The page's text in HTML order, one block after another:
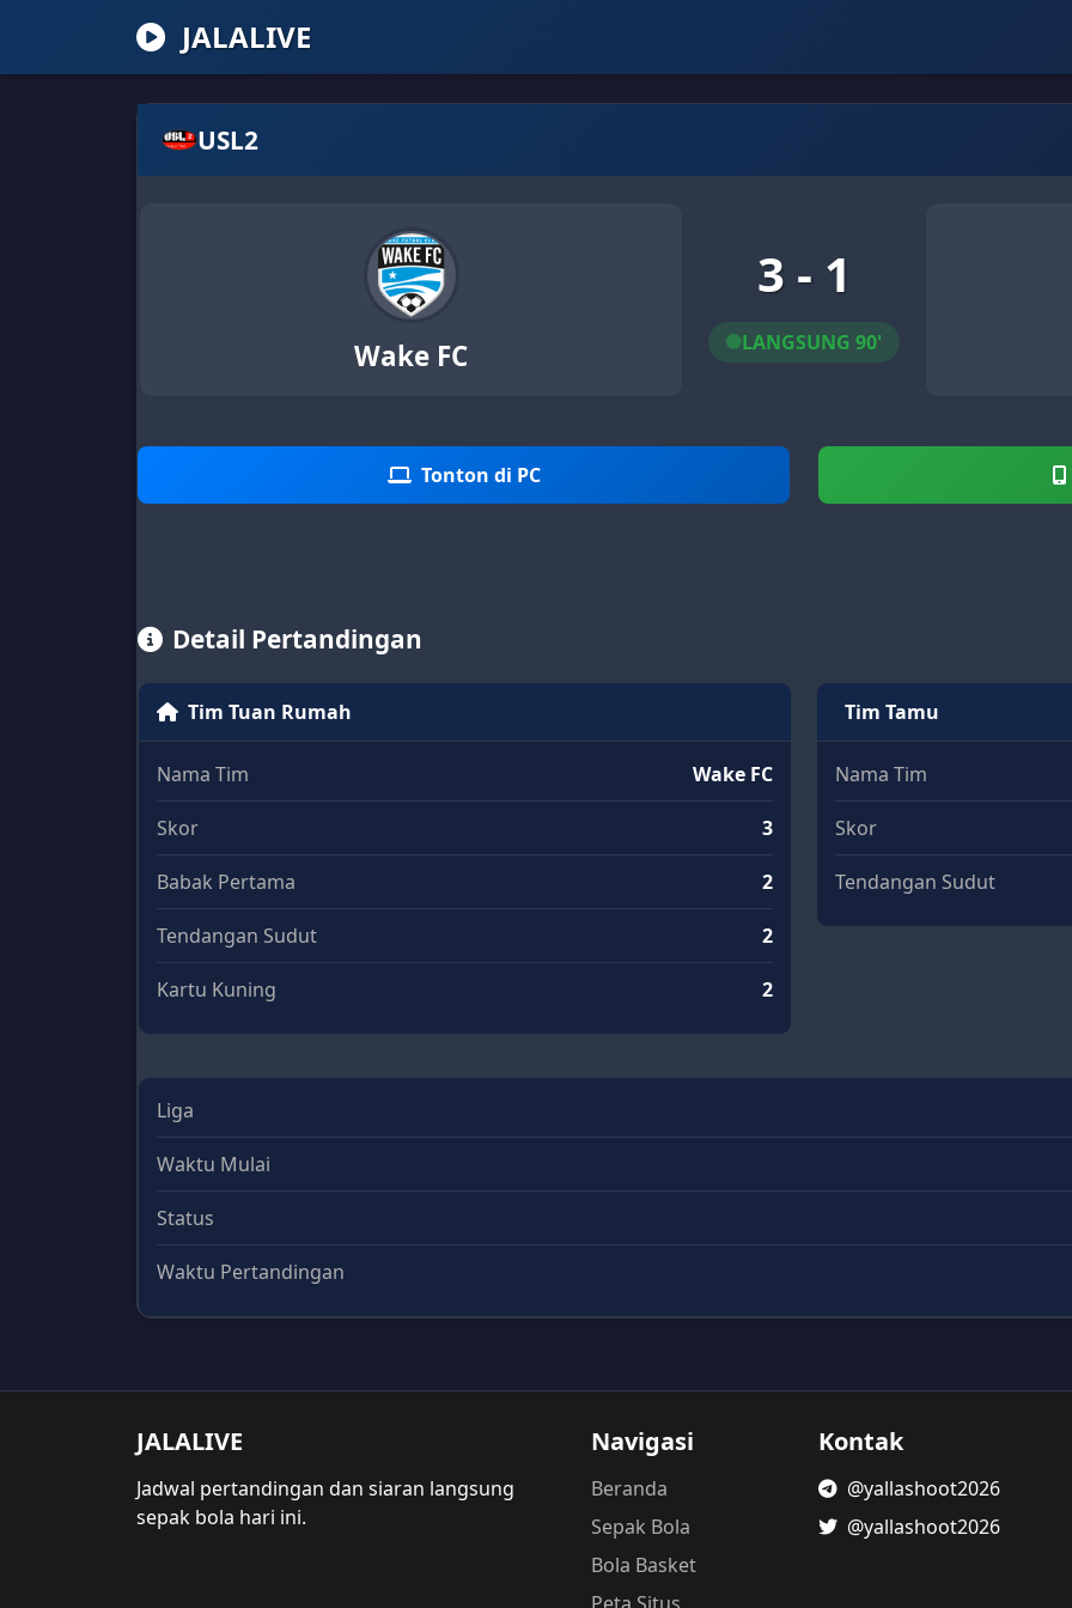
JALALIVE
USL2
Wake FC
3 - 1
LANGSUNG 90'
Tonton di PC
Detail Pertandingan
Tim Tuan Rumah
Nama Tim Wake FC
Skor 3
Babak Pertama 2
Tendangan Sudut 2
Kartu Kuning 2
Tim Tamu
Nama Tim
Skor
Tendangan Sudut
Liga
Waktu Mulai
Status
Waktu Pertandingan
JALALIVE
Jadwal pertandingan dan siaran langsung
sepak bola hari ini.
Navigasi
Beranda
Sepak Bola
Bola Basket
Kontak
@yallashoot2026
@yallashoot2026